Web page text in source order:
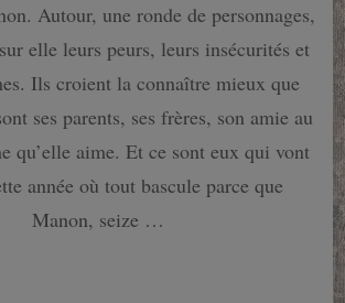
ce
dit
Manon
vrai
de
Fargetton,
Autour, une ronde de personnages,
elle leurs peurs, leurs insécurités et
Ils croient la connaître mieux que
ses parents, ses frères, son amie au
qu’elle aime. Et ce sont eux qui vont
année où tout bascule parce que
Manon, seize …